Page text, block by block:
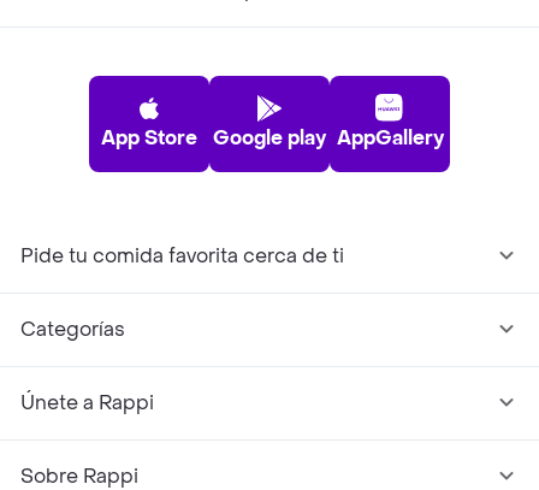
App Store Google play AppGallery
Pide tu comida favorita cerca de ti
Categorías
Únete a Rappi
Sobre Rappi